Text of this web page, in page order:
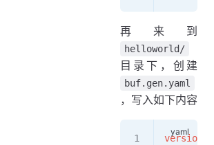
再来到
helloworld/
目录下，创建
buf.gen.yaml
，写入如下内容
version